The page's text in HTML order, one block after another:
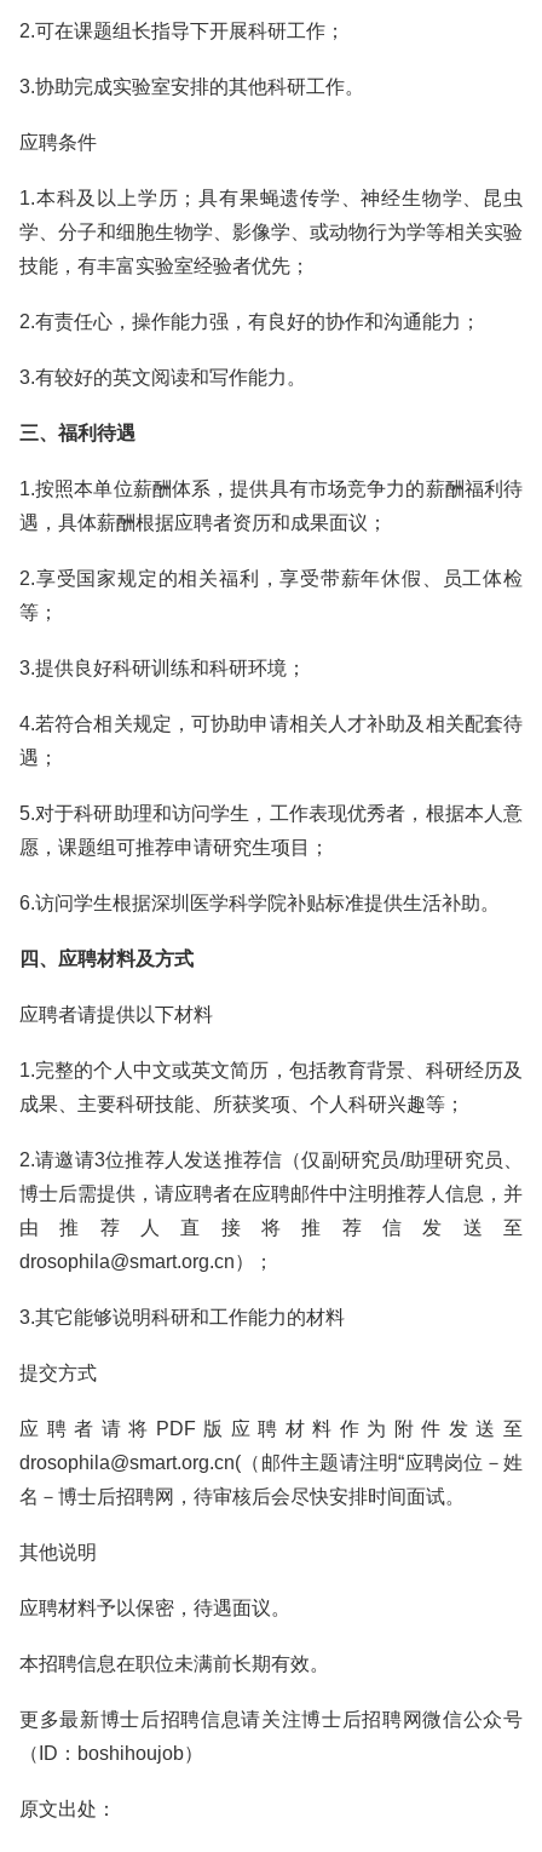
2.可在课题组长指导下开展科研工作；
3.协助完成实验室安排的其他科研工作。
应聘条件
1.本科及以上学历；具有果蝇遗传学、神经生物学、昆虫
学、分子和细胞生物学、影像学、或动物行为学等相关实验
技能，有丰富实验室经验者优先；
2.有责任心，操作能力强，有良好的协作和沟通能力；
3.有较好的英文阅读和写作能力。
三、福利待遇
1.按照本单位薪酬体系，提供具有市场竞争力的薪酬福利待
遇，具体薪酬根据应聘者资历和成果面议；
2.享受国家规定的相关福利，享受带薪年休假、员工体检
等；
3.提供良好科研训练和科研环境；
4.若符合相关规定，可协助申请相关人才补助及相关配套待
遇；
5.对于科研助理和访问学生，工作表现优秀者，根据本人意
愿，课题组可推荐申请研究生项目；
6.访问学生根据深圳医学科学院补贴标准提供生活补助。
四、应聘材料及方式
应聘者请提供以下材料
1.完整的个人中文或英文简历，包括教育背景、科研经历及
成果、主要科研技能、所获奖项、个人科研兴趣等；
2.请邀请3位推荐人发送推荐信（仅副研究员/助理研究员、
博士后需提供，请应聘者在应聘邮件中注明推荐人信息，并
由推荐人直接将推荐信发送至
drosophila@smart.org.cn）；
3.其它能够说明科研和工作能力的材料
提交方式
应聘者请将PDF版应聘材料作为附件发送至
drosophila@smart.org.cn(（邮件主题请注明“应聘岗位－姓
名－博士后招聘网，待审核后会尽快安排时间面试。
其他说明
应聘材料予以保密，待遇面议。
本招聘信息在职位未满前长期有效。
更多最新博士后招聘信息请关注博士后招聘网微信公众号
（ID：boshihoujob）
原文出处：